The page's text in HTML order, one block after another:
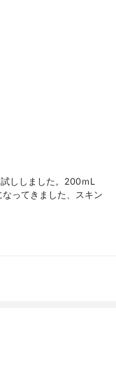
ししました。200ｍL
ってきました、スキン